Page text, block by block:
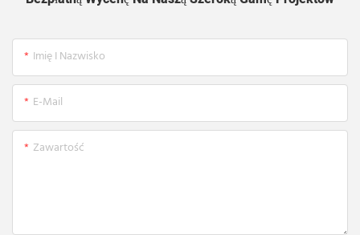
Imię I Nazwisko
E-Mail
Zawartość